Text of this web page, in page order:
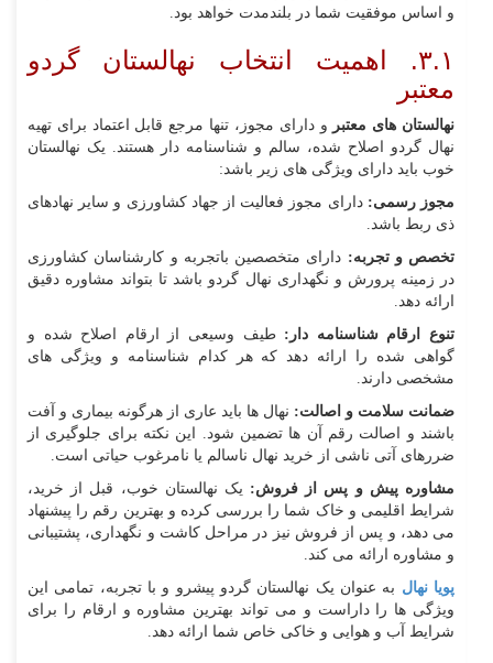
و اساس موفقیت شما در بلندمدت خواهد بود.
۳.۱. اهمیت انتخاب نهالستان گردو
معتبر
نهالستان‌ های معتبر و دارای مجوز، تنها مرجع قابل اعتماد برای تهیه
نهال گردو اصلاح‌ شده، سالم و شناسنامه‌ دار هستند. یک نهالستان
خوب باید دارای ویژگی‌ های زیر باشد:
مجوز رسمی: دارای مجوز فعالیت از جهاد کشاورزی و سایر نهادهای
ذی‌ ربط باشد.
تخصص و تجربه: دارای متخصصین باتجربه و کارشناسان کشاورزی
در زمینه پرورش و نگهداری نهال گردو باشد تا بتواند مشاوره دقیق
ارائه دهد.
تنوع ارقام شناسنامه‌ دار: طیف وسیعی از ارقام اصلاح‌ شده و
گواهی‌ شده را ارائه دهد که هر کدام شناسنامه و ویژگی‌ های
مشخصی دارند.
ضمانت سلامت و اصالت: نهال‌ ها باید عاری از هرگونه بیماری و آفت
باشند و اصالت رقم آن‌ ها تضمین شود. این نکته برای جلوگیری از
ضررهای آتی ناشی از خرید نهال ناسالم یا نامرغوب حیاتی است.
مشاوره پیش و پس از فروش: یک نهالستان خوب، قبل از خرید،
شرایط اقلیمی و خاک شما را بررسی کرده و بهترین رقم را پیشنهاد
می‌ دهد، و پس از فروش نیز در مراحل کاشت و نگهداری، پشتیبانی
و مشاوره ارائه می‌ کند.
پویا نهال به عنوان یک نهالستان گردو پیشرو و با تجربه، تمامی این
ویژگی‌ ها را داراست و می‌ تواند بهترین مشاوره و ارقام را برای
شرایط آب و هوایی و خاکی خاص شما ارائه دهد.